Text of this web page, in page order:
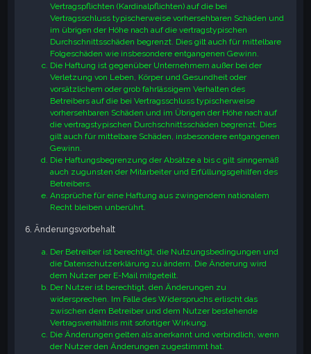
Vertragspflichten (Kardinalpflichten) auf die bei
Vertragsschluss typischerweise vorhersehbaren Schäden und
im übrigen der Höhe nach auf die vertragstypischen
Durchschnittsschäden begrenzt. Dies gilt auch für mittelbare
Folgeschäden wie insbesondere entgangenen Gewinn.
Die Haftung ist gegenüber Unternehmern außer bei der
Verletzung von Leben, Körper und Gesundheit oder
vorsätzlichem oder grob fahrlässigem Verhalten des
Betreibers auf die bei Vertragsschluss typischerweise
vorhersehbaren Schäden und im Übrigen der Höhe nach auf
die vertragstypischen Durchschnittsschäden begrenzt. Dies
gilt auch für mittelbare Schäden, insbesondere entgangenen
Gewinn.
Die Haftungsbegrenzung der Absätze a bis c gilt sinngemäß
auch zugunsten der Mitarbeiter und Erfüllungsgehilfen des
Betreibers.
Ansprüche für eine Haftung aus zwingendem nationalem
Recht bleiben unberührt.
6. Änderungsvorbehalt
Der Betreiber ist berechtigt, die Nutzungsbedingungen und
die Datenschutzerklärung zu ändern. Die Änderung wird
dem Nutzer per E-Mail mitgeteilt.
Der Nutzer ist berechtigt, den Änderungen zu
widersprechen. Im Falle des Widerspruchs erlischt das
zwischen dem Betreiber und dem Nutzer bestehende
Vertragsverhältnis mit sofortiger Wirkung.
Die Änderungen gelten als anerkannt und verbindlich, wenn
der Nutzer den Änderungen zugestimmt hat.